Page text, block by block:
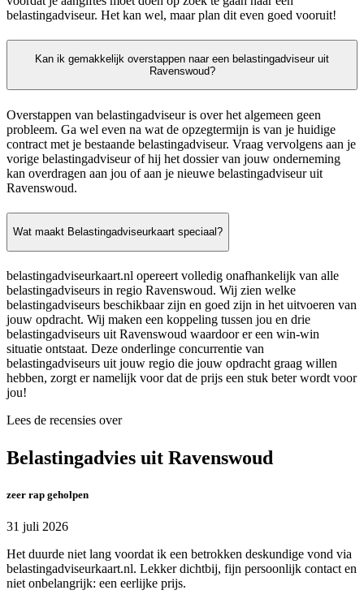
belastingadviseur. Het kan wel, maar plan dit even goed vooruit!
Kan ik gemakkelijk overstappen naar een belastingadviseur uit
Ravenswoud?
Overstappen van belastingadviseur is over het algemeen geen
probleem. Ga wel even na wat de opzegtermijn is van je huidige
contract met je bestaande belastingadviseur. Vraag vervolgens aan je
vorige belastingadviseur of hij het dossier van jouw onderneming
kan overdragen aan jou of aan je nieuwe belastingadviseur uit
Ravenswoud.
Wat maakt Belastingadviseurkaart speciaal?
belastingadviseurkaart.nl opereert volledig onafhankelijk van alle
belastingadviseurs in regio Ravenswoud. Wij zien welke
belastingadviseurs beschikbaar zijn en goed zijn in het uitvoeren van
jouw opdracht. Wij maken een koppeling tussen jou en drie
belastingadviseurs uit Ravenswoud waardoor er een win-win
situatie ontstaat. Deze onderlinge concurrentie van
belastingadviseurs uit jouw regio die jouw opdracht graag willen
hebben, zorgt er namelijk voor dat de prijs een stuk beter wordt voor
jou!
Lees de recensies over
Belastingadvies uit Ravenswoud
zeer rap geholpen
31 juli 2026
Het duurde niet lang voordat ik een betrokken deskundige vond via
belastingadviseurkaart.nl. Lekker dichtbij, fijn persoonlijk contact en
niet onbelangrijk: een eerlijke prijs.